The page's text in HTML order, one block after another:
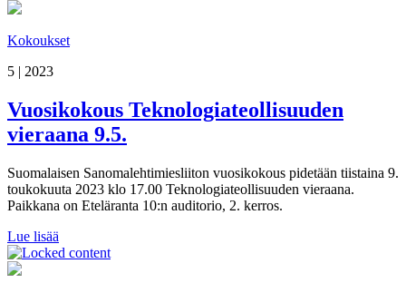
Kokoukset
5 | 2023
Vuosikokous Teknologiateollisuuden
vieraana 9.5.
Suomalaisen Sanomalehtimiesliiton vuosikokous pidetään tiistaina 9.
toukokuuta 2023 klo 17.00 Teknologiateollisuuden vieraana.
Paikkana on Eteläranta 10:n auditorio, 2. kerros.
Lue lisää